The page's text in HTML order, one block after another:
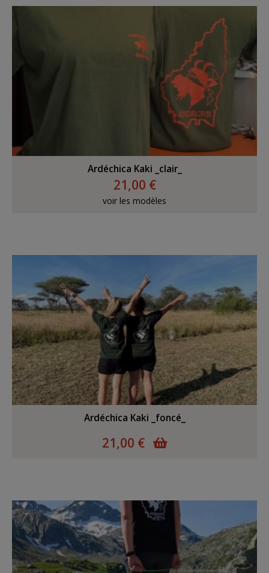
Ardéchica Kaki _clair_
21,00 €
voir les modèles
Ardéchica Kaki _foncé_
21,00 €